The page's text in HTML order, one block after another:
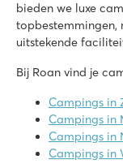
La Dune des Sables
La Dune des Sables
Frankrijk - Midden-
★ ★ ★ ★
Leuk zwembad
Uitgebreid
Vanaf de
bieden we luxe
uitstekende
Bij Roan vind je
Campings in
Campings in
Campings in
Campings in